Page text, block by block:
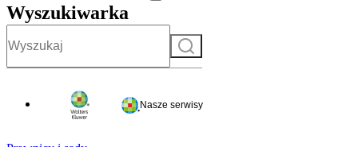
Wyszukiwarka
Szukaj
Nasze serwisy